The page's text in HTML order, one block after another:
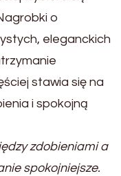
o
eleganckich
stawia się na
i spokojną
zdobieniami a
spokojniejsze.